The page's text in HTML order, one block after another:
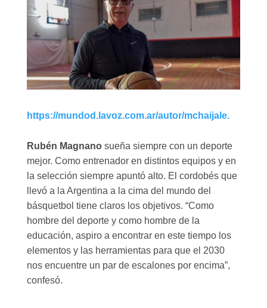
https://mundod.lavoz.com.ar/autor/mchaijale.
Rubén Magnano sueña siempre con un deporte
mejor. Como entrenador en distintos equipos y en
la selección siempre apuntó alto. El cordobés que
llevó a la Argentina a la cima del mundo del
básquetbol tiene claros los objetivos. “Como
hombre del deporte y como hombre de la
educación, aspiro a encontrar en este tiempo los
elementos y las herramientas para que el 2030
nos encuentre un par de escalones por encima”,
confesó.